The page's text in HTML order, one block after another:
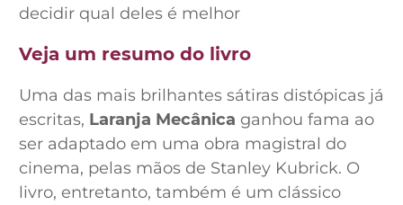
decidir qual deles é melhor
Veja um resumo do livro
Uma das mais brilhantes sátiras distópicas já
escritas, Laranja Mecânica ganhou fama ao
ser adaptado em uma obra magistral do
cinema, pelas mãos de Stanley Kubrick. O
livro, entretanto, também é um clássico